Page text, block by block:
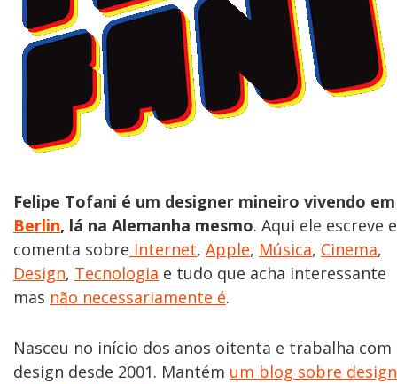
Felipe Tofani é um designer mineiro vivendo em
Berlin, lá na Alemanha mesmo. Aqui ele escreve e
comenta sobre Internet, Apple, Música, Cinema,
Design, Tecnologia e tudo que acha interessante
mas não necessariamente é.
Nasceu no início dos anos oitenta e trabalha com
design desde 2001. Mantém um blog sobre design